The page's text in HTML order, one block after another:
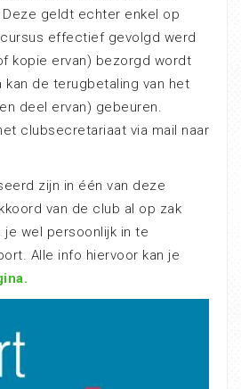
geldt echter enkel op
effectief gevolgd werd
kopie ervan) bezorgd wordt
kan de terugbetaling van het
deel ervan) gebeuren.
clubsecretariaat via mail naar
zijn in één van deze
van de club al op zak
je wel persoonlijk in te
Alle info hiervoor kan je